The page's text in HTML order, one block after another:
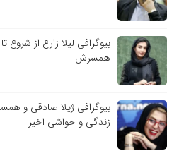
بیوگرافی لیلا زارع از
همسرش
بیوگرافی ژیلا صادقی و
زندگی و حواشی اخیر